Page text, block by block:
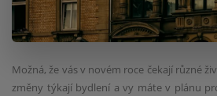
Možná, že vás v novém roce čekají různé
změny týkají bydlení a vy máte v plánu